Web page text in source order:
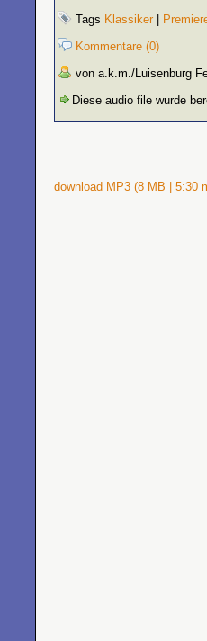
Tags Klassiker
Kommentare (0)
von a.k.m./Luisenburg
Diese audio file wurde
download MP3 (8 MB | 5:30